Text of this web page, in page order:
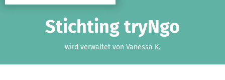
Stichting tryNgo
wird verwaltet von Vanessa K.